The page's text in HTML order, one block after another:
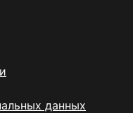
данных